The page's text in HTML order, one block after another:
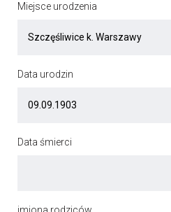
Miejsce urodzenia
Data urodzin
Data śmierci